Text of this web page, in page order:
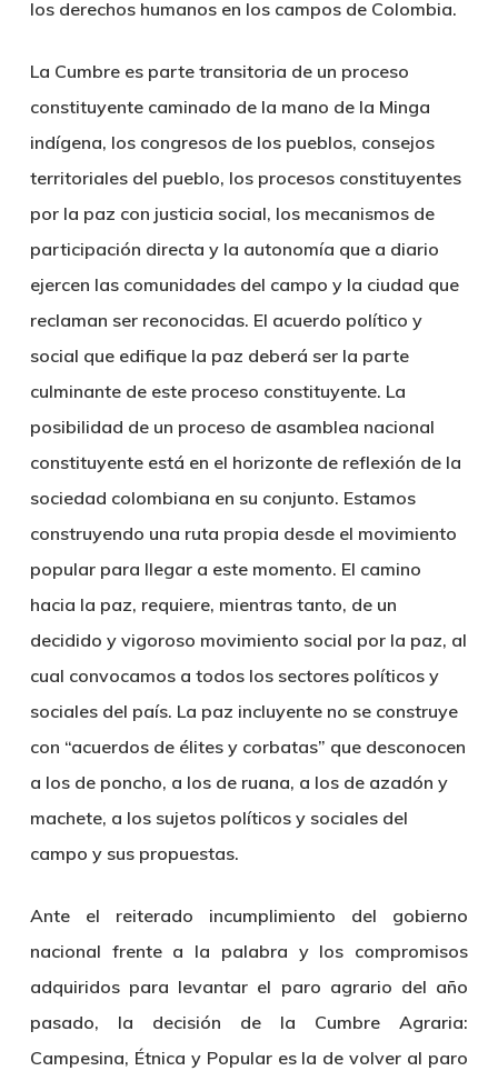
los derechos humanos en los campos de Colombia.
La Cumbre es parte transitoria de un proceso
constituyente caminado de la mano de la Minga
indígena, los congresos de los pueblos, consejos
territoriales del pueblo, los procesos constituyentes
por la paz con justicia social, los mecanismos de
participación directa y la autonomía que a diario
ejercen las comunidades del campo y la ciudad que
reclaman ser reconocidas. El acuerdo político y
social que edifique la paz deberá ser la parte
culminante de este proceso constituyente. La
posibilidad de un proceso de asamblea nacional
constituyente está en el horizonte de reflexión de la
sociedad colombiana en su conjunto. Estamos
construyendo una ruta propia desde el movimiento
popular para llegar a este momento. El camino
hacia la paz, requiere, mientras tanto, de un
decidido y vigoroso movimiento social por la paz, al
cual convocamos a todos los sectores políticos y
sociales del país. La paz incluyente no se construye
con “acuerdos de élites y corbatas” que desconocen
a los de poncho, a los de ruana, a los de azadón y
machete, a los sujetos políticos y sociales del
campo y sus propuestas.
Ante el reiterado incumplimiento del gobierno
nacional frente a la palabra y los compromisos
adquiridos para levantar el paro agrario del año
pasado, la decisión de la Cumbre Agraria:
Campesina, Étnica y Popular es la de volver al paro